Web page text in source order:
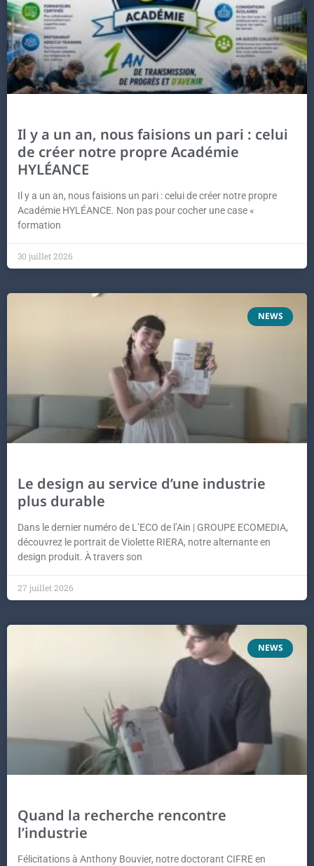
Il y a un an, nous faisions un pari : celui
de créer notre propre Académie
HYLÉANCE
Il y a un an, nous faisions un pari : celui de créer notre propre
Académie HYLÉANCE. Non pas pour cocher une case «
formation
30 juillet 2026
NEWS
Le design au service d’une industrie
plus durable
Dans le dernier numéro de L’ECO de l’Ain | GROUPE ECOMEDIA,
découvrez le portrait de Violette RIERA, notre alternante en
design produit. À travers son
27 juillet 2026
NEWS
Quand la recherche rencontre
l’industrie
Félicitations à Anthony Bouvier, notre doctorant CIFRE en